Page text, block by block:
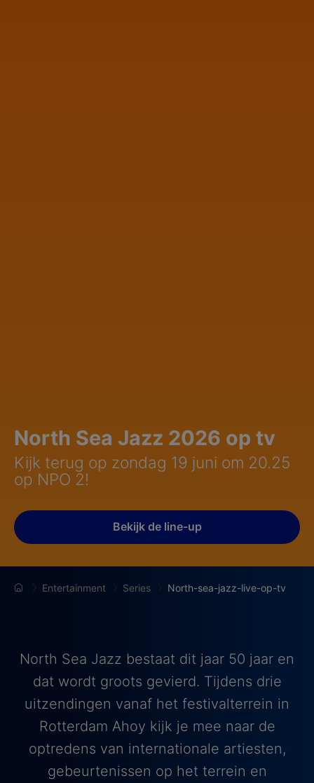
North Sea Jazz 2026 op tv
Kijk terug op zondag 19 juni om 20.25
op NPO 2!
Bekijk de line-up
Entertainment Series North-sea-jazz-live-op-tv
North Sea Jazz bestaat dit jaar 50 jaar en
dat wordt groots gevierd. Tijdens drie
uitzendingen vanaf het festivalterrein in
Rotterdam Ahoy kijk je mee naar de
optredens van internationale artiesten,
gebeurtenissen op het terrein en